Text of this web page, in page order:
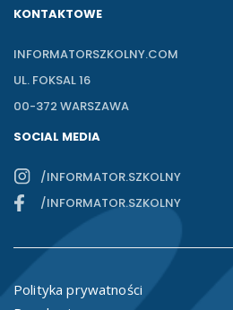
KONTAKTOWE
INFORMATORSZKOLNY.COM
UL. FOKSAL 16
00-372 WARSZAWA
SOCIAL MEDIA
/INFORMATOR.SZKOLNY
/INFORMATOR.SZKOLNY
Polityka prywatności